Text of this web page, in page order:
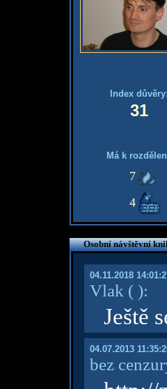
Index důvěry:
31
Má k
7
4
Osobní návštěvní
04.11.2018
Vlak ( ):
Ještě
04.07.2013
bez